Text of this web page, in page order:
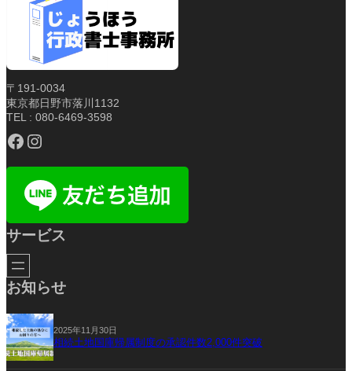
〒191-0034
東京都日野市落川1132
TEL : 080-6469-3598
Facebook Instagram
サービス
お知らせ
2025年11月30日
相続土地国庫帰属制度の承認件数2,000件突破